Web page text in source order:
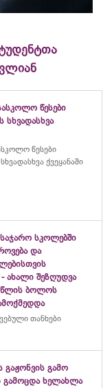
წესები
წესები
ქვეყანაში
სკოლებში
და
- ახალი შეზღუდვა
წლის ბოლოს
თანხები
გაჟონვის გამო
ხელახლა